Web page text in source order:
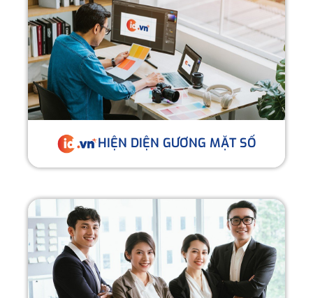
HIỆN DIỆN GƯƠNG MẶT SỐ